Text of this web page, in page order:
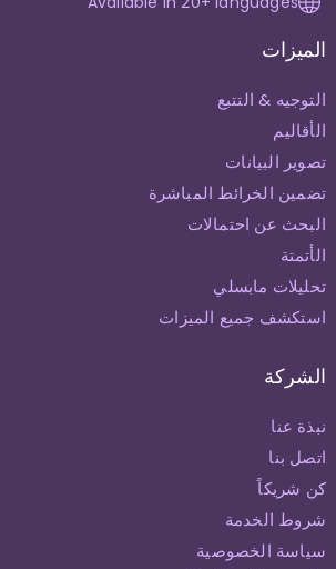
الميزات
التوجيه & التتبع
الأقاليم
تصوير البيانات
تضمين الخرائط المباشرة
البحث عن احتمالات
الأتمتة
تحليلات مابسلي
استكشف جميع الميزات
الشركة
نبذة عنا
اتصل بنا
كن شريكاً
شروط الخدمة
سياسة الخصوصية